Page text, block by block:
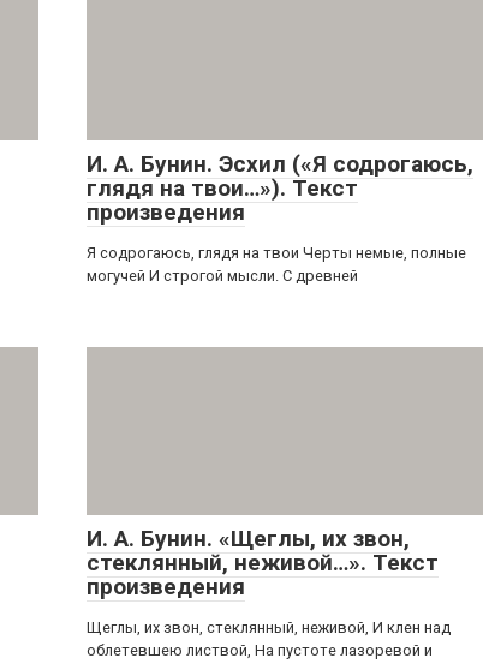
И. А. Бунин. Эсхил («Я содрогаюсь,
глядя на твои…»). Текст
произведения
Я содрогаюсь, глядя на твои Черты немые, полные
могучей И строгой мысли. С древней
И. А. Бунин. «Щеглы, их звон,
стеклянный, неживой…». Текст
произведения
Щеглы, их звон, стеклянный, неживой, И клен над
облетевшею листвой, На пустоте лазоревой и